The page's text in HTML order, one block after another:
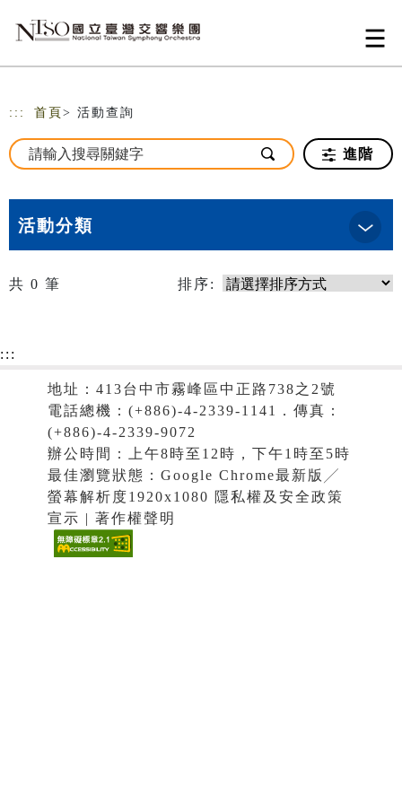
::: 首頁 > 活動查詢
進階
活動分類
共 0 筆 排序:
:::
地址：413台中市霧峰區中正路738之2號
電話總機：(+886)-4-2339-1141．傳真：
(+886)-4-2339-9072
辦公時間：上午8時至12時，下午1時至5時
最佳瀏覽狀態：Google Chrome最新版╱
螢幕解析度1920x1080 隱私權及安全政策
宣示 | 著作權聲明